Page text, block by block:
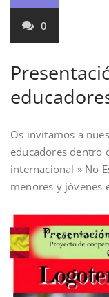
0
Os invitamos a
educadores dentro
internacional » No
menores y jóvenes